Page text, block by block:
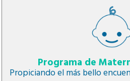
Programa de
Propiciando el más bello